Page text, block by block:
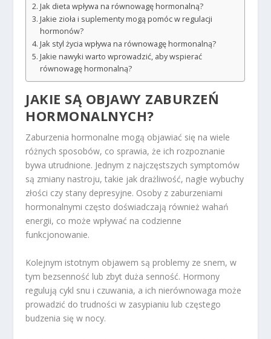
Jak dieta wpływa na równowagę hormonalną?
Jakie zioła i suplementy mogą pomóc w regulacji
hormonów?
Jak styl życia wpływa na równowagę hormonalną?
Jakie nawyki warto wprowadzić, aby wspierać
równowagę hormonalną?
JAKIE SĄ OBJAWY ZABURZEŃ
HORMONALNYCH?
Zaburzenia hormonalne mogą objawiać się na wiele
różnych sposobów, co sprawia, że ich rozpoznanie
bywa utrudnione. Jednym z najczęstszych symptomów
są zmiany nastroju, takie jak drażliwość, nagłe wybuchy
złości czy stany depresyjne. Osoby z zaburzeniami
hormonalnymi często doświadczają również wahań
energii, co może wpływać na codzienne
funkcjonowanie.
Kolejnym istotnym objawem są problemy ze snem, w
tym bezsenność lub zbyt duża senność. Hormony
regulują cykl snu i czuwania, a ich nierównowaga może
prowadzić do trudności w zasypianiu lub częstego
budzenia się w nocy.